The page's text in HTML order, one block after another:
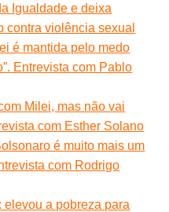
Igualdade e deixa
contra violência sexual
é mantida pelo medo
Entrevista com Pablo
Milei, mas não vai
com Esther Solano
é muito mais um
com Rodrigo
a pobreza para